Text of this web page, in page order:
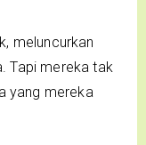
meluncurkan
Tapi mereka tak
yang mereka